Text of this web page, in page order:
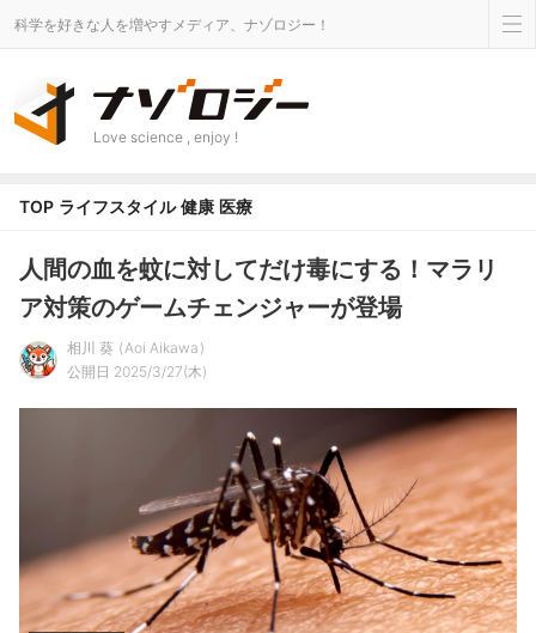
科学を好きな人を増やすメディア、ナゾロジー！
Love science , enjoy !
TOP ライフスタイル 健康 医療
人間の血を蚊に対してだけ毒にする！マラリ
ア対策のゲームチェンジャーが登場
相川 葵 Aoi Aikawa
公開日 2025/3/27(木)